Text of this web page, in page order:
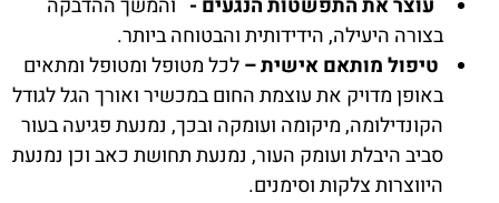
עוצר את התפשטות הנגעים - והמשך ההדבקה
בצורה היעילה, הידידותית והבטוחה ביותר.
טיפול מותאם אישית –לכל מטופל ומטופל ומתאים
באופן מדויק את עוצמת החום במכשיר ואורך הגל לגודל
הקונדילומה, מיקומה ועומקה ובכך, נמנעת פגיעה בעור
סביב היבלת ועומק העור, נמנעת תחושת כאב וכן נמנעת
היווצרות צלקות וסימנים.